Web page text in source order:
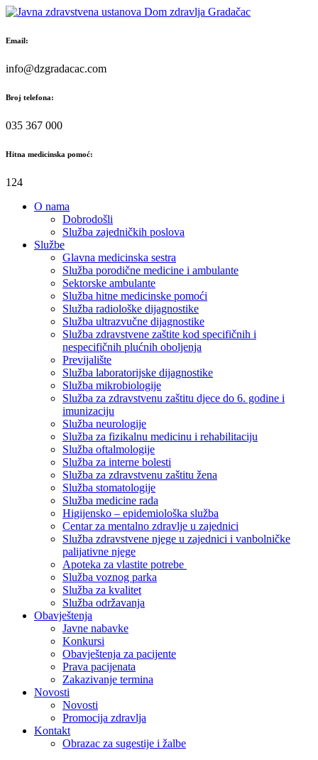
Skip
content
Email:
info@dzgradacac.com
Broj telefona:
035 367 000
Hitna medicinska pomoć:
124
O nama
Dobrodošli
Služba zajedničkih poslova
Službe
Glavna medicinska sestra
Služba porodične medicine i ambulante
Sektorske ambulante
Služba hitne medicinske pomoći
Služba radiološke dijagnostike
Služba ultrazvučne dijagnostike
Služba zdravstvene zaštite kod specifičnih i
nespecifičnih plućnih oboljenja
Previjalište
Služba laboratorijske dijagnostike
Služba mikrobiologije
Služba za zdravstvenu zaštitu djece do 6. godine i
imunizaciju
Služba neurologije
Služba za fizikalnu medicinu i rehabilitaciju
Služba oftalmologije
Služba za interne bolesti
Služba za zdravstvenu zaštitu žena
Služba stomatologije
Služba medicine rada
Higijensko – epidemiološka služba
Centar za mentalno zdravlje u zajednici
Služba zdravstvene njege u zajednici i vanbolničke
palijativne njege
Apoteka za vlastite potrebe
Služba voznog parka
Služba za kvalitet
Služba održavanja
Obavještenja
Javne nabavke
Konkursi
Obavještenja za pacijente
Prava pacijenata
Zakazivanje termina
Novosti
Novosti
Promocija zdravlja
Kontakt
Obrazac za sugestije i žalbe